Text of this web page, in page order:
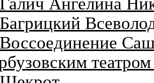
Багрицкий
Воссоединение